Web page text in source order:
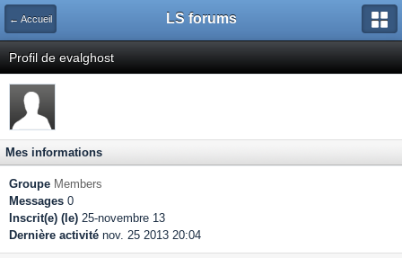
← Accueil LS forums
Profil de evalghost
Mes informations
Groupe Members
Messages 0
Inscrit(e) (le) 25-novembre 13
Dernière activité nov. 25 2013 20:04